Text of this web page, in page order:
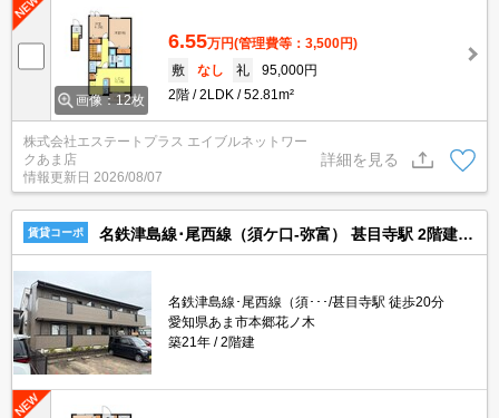
画像：12枚
6.55万円(管理費等：3,500円)
敷
なし 礼
95,000円
2階
2LDK 52.81m²
株式会社エステートプラス エイブルネットワー
クあま店
情報更新日 2026/08/07
詳細を見る
賃貸コーポ 名鉄津島線･尾西線（須ケ口-弥富） 甚目寺駅 2階建 築21年
名鉄津島線･尾西線（須･･･/甚目寺駅 徒歩20分
愛知県あま市本郷花ノ木
築21年
2階建